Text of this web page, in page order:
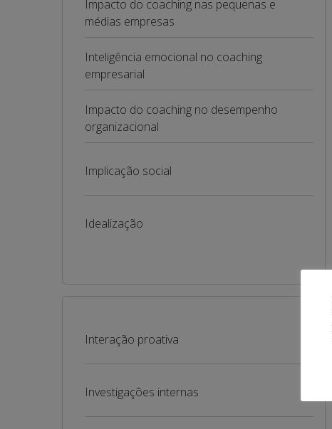
Impacto do coaching nas pequenas e
médias empresas
Inteligência emocional no coaching
empresarial
Impacto do coaching no desempenho
organizacional
Implicação social
Idealização
Interação proativa
Investigações internas